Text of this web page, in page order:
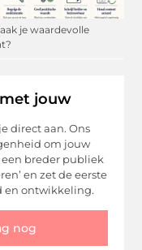
je waardevolle
jouw
direct aan. Ons
om jouw
breder publiek
en zet de eerste
en ontwikkeling.
nog